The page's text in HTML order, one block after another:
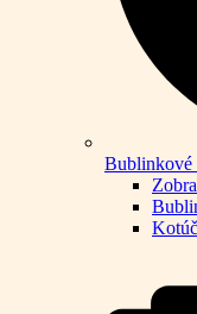
Bublinkové